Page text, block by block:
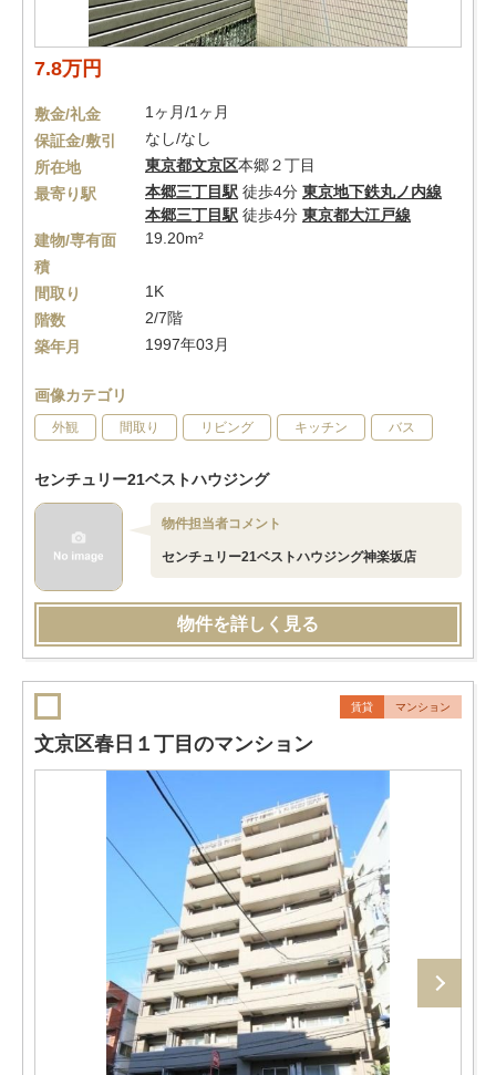
7.8万円
敷金/礼金
1ヶ月/1ヶ月
保証金/敷引
なし/なし
所在地
東京都文京区本郷２丁目
最寄り駅
本郷三丁目駅 徒歩4分 東京地下鉄丸ノ内線
本郷三丁目駅 徒歩4分 東京都大江戸線
建物/専有面
積
19.20m²
間取り
1K
階数
2/7階
築年月
1997年03月
画像カテゴリ
外観 間取り リビング キッチン バス
センチュリー21ベストハウジング
物件担当者コメント
センチュリー21ベストハウジング神楽坂店
物件を詳しく見る
賃貸 マンション
文京区春日１丁目のマンション